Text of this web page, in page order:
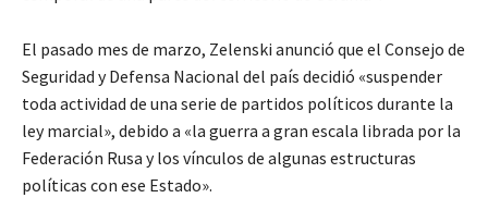
El pasado mes de marzo, Zelenski anunció que el Consejo de
Seguridad y Defensa Nacional del país decidió «suspender
toda actividad de una serie de partidos políticos durante la
ley marcial», debido a «la guerra a gran escala librada por la
Federación Rusa y los vínculos de algunas estructuras
políticas con ese Estado».